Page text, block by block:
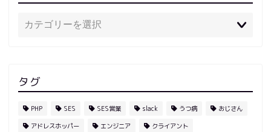
タグ
PHP SES SES営業 slack うつ病 おじさん
アドレスホッパー エンジニア クライアント